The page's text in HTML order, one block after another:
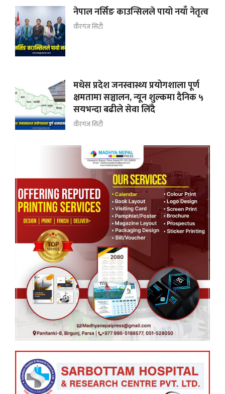
नेपाल नर्सिङ काउन्सिलले पायो नयाँ नेतृत्व
वीरगंज सिटी
मधेस प्रदेश जनस्वास्थ्य प्रयोगशाला पूर्ण
क्षमतामा सञ्चालन, न्यून शुल्कमा दैनिक ५
सयभन्दा बढीले सेवा लिँदै
वीरगंज सिटी